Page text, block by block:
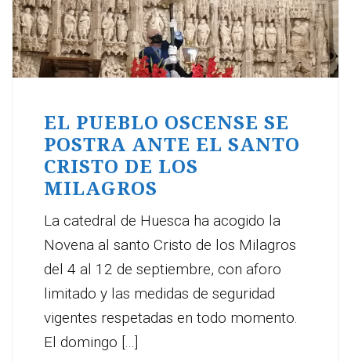
EL PUEBLO OSCENSE SE
POSTRA ANTE EL SANTO
CRISTO DE LOS
MILAGROS
La catedral de Huesca ha acogido la
Novena al santo Cristo de los Milagros
del 4 al 12 de septiembre, con aforo
limitado y las medidas de seguridad
vigentes respetadas en todo momento.
El domingo [...]